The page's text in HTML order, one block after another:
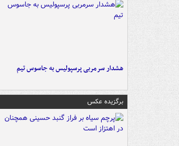
هشدار سرمربی پرسپولیس به جاسوس تیم
برگزیده عکس